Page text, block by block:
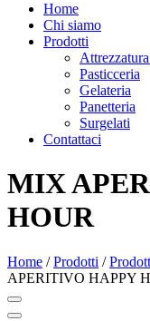
Home
Chi siamo
Prodotti
Pasticceria
Gelateria
Panetteria
Surgelati
Contattaci
MIX
HOUR
Home /Prodotti /
APERITIVO HAPPY